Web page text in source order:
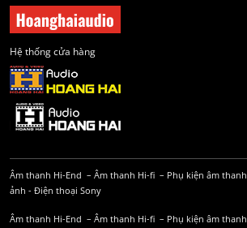
Hệ thống cửa hàng
Âm thanh Hi-End – Âm thanh Hi-fi – Phụ kiện âm thanh
ảnh - Điện thoại Sony
Âm thanh Hi-End – Âm thanh Hi-fi – Phụ kiện âm thanh